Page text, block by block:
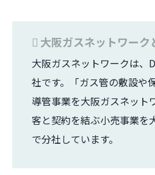
大阪ガスネットワーク
大阪ガスネットワークは、
社です。「ガス管の敷設や
導管事業を大阪ガスネット
客と契約を結ぶ小売事業を
で分社しています。